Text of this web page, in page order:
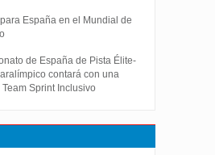
España en el Mundial de
de España de Pista Élite-
contará con una
Sprint Inclusivo